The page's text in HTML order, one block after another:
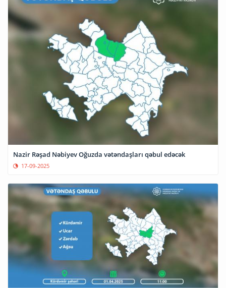
Nazir Rəşad Nəbiyev Oğuzda vətəndaşları qəbul edəcək
17-09-2025